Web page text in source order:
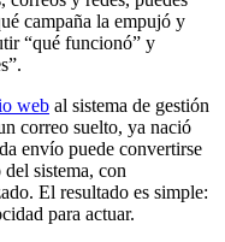
campaña la empujó y
“qué funcionó” y
web al sistema de gestión
correo suelto, ya nació
envío puede convertirse
sistema, con
El resultado es simple:
para actuar.